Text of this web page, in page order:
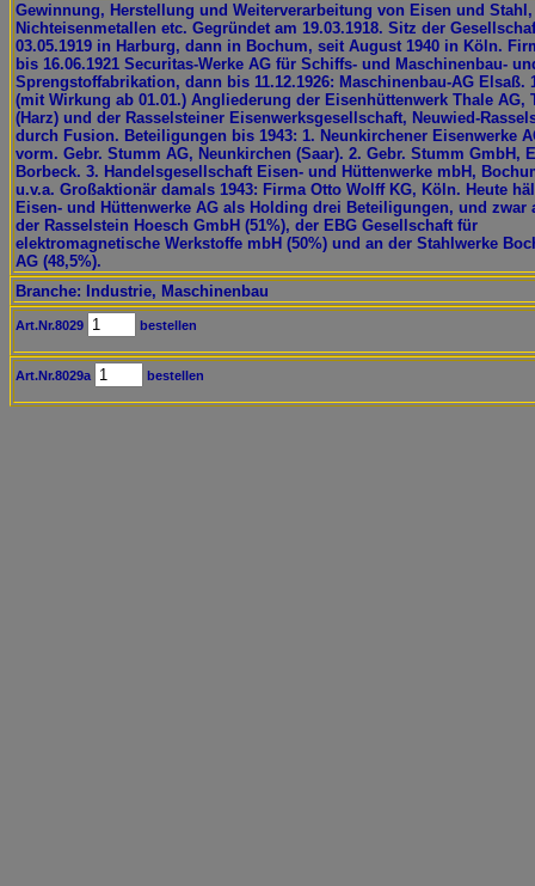
Gewinnung, Herstellung und Weiterverarbeitung von Eisen und
Nichteisenmetallen etc. Gegründet am 19.03.1918. Sitz der
03.05.1919 in Harburg, dann in Bochum, seit August 1940 in Köln.
bis 16.06.1921 Securitas-Werke AG für Schiffs- und Maschinenbau-
Sprengstoffabrikation, dann bis 11.12.1926: Maschinenbau-AG Elsaß.
(mit Wirkung ab 01.01.) Angliederung der Eisenhüttenwerk Thale AG,
(Harz) und der Rasselsteiner Eisenwerksgesellschaft, Neuwied-
durch Fusion. Beteiligungen bis 1943: 1. Neunkirchener Eisenwerke
vorm. Gebr. Stumm AG, Neunkirchen (Saar). 2. Gebr. Stumm GmbH,
Borbeck. 3. Handelsgesellschaft Eisen- und Hüttenwerke mbH,
u.v.a. Großaktionär damals 1943: Firma Otto Wolff KG, Köln. Heute
Eisen- und Hüttenwerke AG als Holding drei Beteiligungen, und zwar
der Rasselstein Hoesch GmbH (51%), der EBG Gesellschaft für
elektromagnetische Werkstoffe mbH (50%) und an der Stahlwerke
AG (48,5%).
Branche: Industrie, Maschinenbau
Art.Nr.8029 bestellen
Art.Nr.8029a bestellen